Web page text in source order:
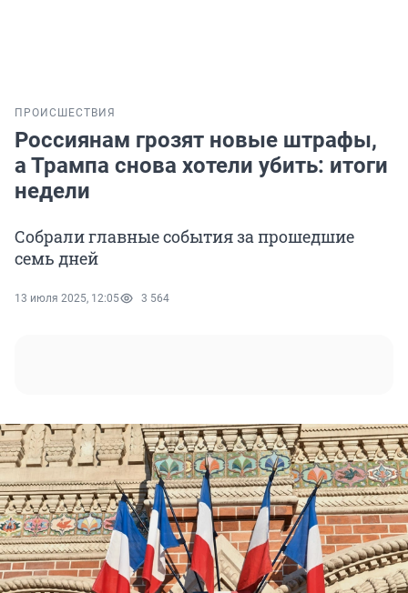
ПРОИСШЕСТВИЯ
Россиянам грозят новые штрафы,
а Трампа снова хотели убить: итоги
недели
Собрали главные события за прошедшие
семь дней
13 июля 2025, 12:05 3 564